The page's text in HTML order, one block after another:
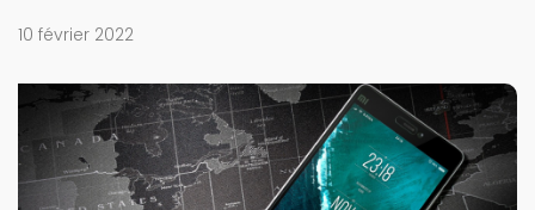
10 février 2022